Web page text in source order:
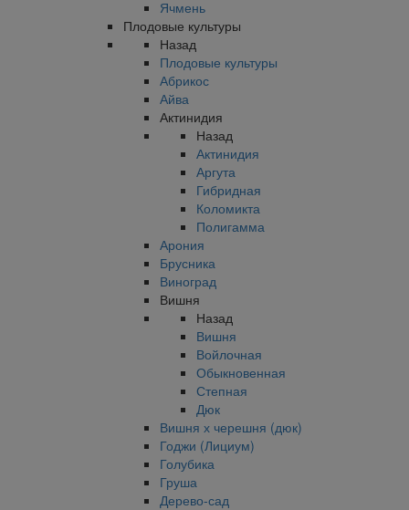
Ячмень
Плодовые культуры
Назад
Плодовые культуры
Абрикос
Айва
Актинидия
Назад
Актинидия
Аргута
Гибридная
Коломикта
Полигамма
Арония
Брусника
Виноград
Вишня
Назад
Вишня
Войлочная
Обыкновенная
Степная
Дюк
Вишня х черешня (дюк)
Годжи (Лициум)
Голубика
Груша
Дерево-сад